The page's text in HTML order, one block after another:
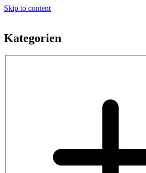
Skip to content
Kategorien